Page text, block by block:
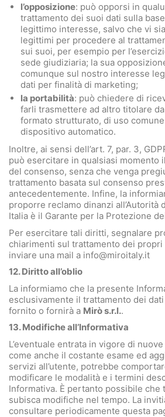
l’opposizione: può opporsi in
trattamento dei suoi dati sulla
legittimo interesse, salvo che vi
legittimi per procedere al
sui suoi, per esempio per
sede giudiziaria; la sua
comunque sul nostro interesse
dati per finalità di marketing;
la portabilità: può chiedere di
farli trasmettere ad altro titolare
formato strutturato, di uso
dispositivo automatico.
Inoltre, ai sensi dell’art. 7, par. 3,
può esercitare in qualsiasi momento
del consenso, senza che venga
trattamento basata sul consenso
antecedentemente. Infine, la
proporre reclamo dinanzi all’Autorità
Italia è il Garante per la Protezione
Per esercitare tali diritti, segnalare
chiarimenti sul trattamento dei
inviare una mail a info@miroitaly.it
12. Diritto all’oblio
La informiamo che la presente
esclusivamente il trattamento dei
fornito o fornirà a Mirò s.r.l..
13. Modifiche all’Informativa
L’eventuale entrata in vigore di
come anche il costante esame ed
servizi all’utente, potrebbe
modificare le modalità e i termini
Informativa. È pertanto possibile che
subisca modifiche nel tempo. La
consultare periodicamente questa